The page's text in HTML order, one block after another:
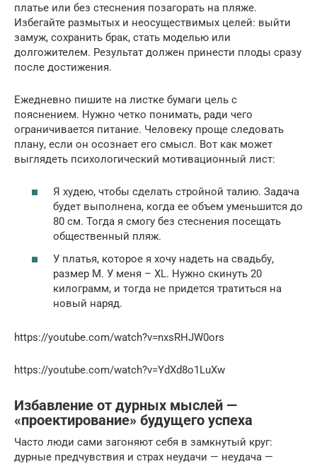
платье или без стеснения позагорать на пляже.
Избегайте размытых и неосуществимых целей: выйти
замуж, сохранить брак, стать моделью или
долгожителем. Результат должен принести плоды сразу
после достижения.
Ежедневно пишите на листке бумаги цель с
пояснением. Нужно четко понимать, ради чего
ограничивается питание. Человеку проще следовать
плану, если он осознает его смысл. Вот как может
выглядеть психологический мотивационный лист:
Я худею, чтобы сделать стройной талию. Задача
будет выполнена, когда ее объем уменьшится до
80 см. Тогда я смогу без стеснения посещать
общественный пляж.
У платья, которое я хочу надеть на свадьбу,
размер M. У меня – XL. Нужно скинуть 20
килограмм, и тогда не придется тратиться на
новый наряд.
https://youtube.com/watch?v=nxsRHJW0ors
https://youtube.com/watch?v=YdXd8o1LuXw
Избавление от дурных мыслей —
«проектирование» будущего успеха
Часто люди сами загоняют себя в замкнутый круг:
дурные предчувствия и страх неудачи — неудача —